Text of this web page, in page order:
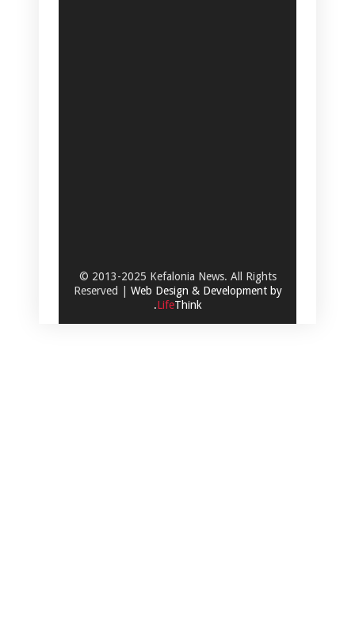
© 2013-2025 Kefalonia News. All Rights
Reserved | Web Design & Development by
.LifeThink